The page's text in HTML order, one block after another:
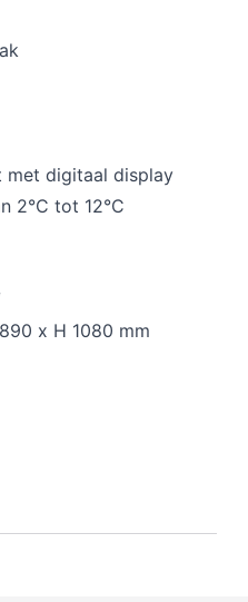
met digitaal display
2°C tot 12°C
x H 1080 mm